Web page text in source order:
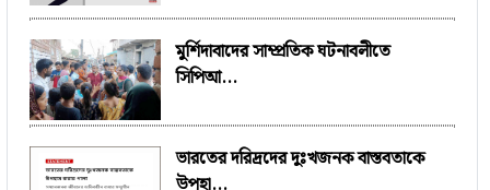
মুর্শিদাবাদের সাম্প্রতিক ঘটনাবলীতে
সিপিআ...
ভারতের দরিদ্রদের দুঃখজনক বাস্তবতাকে